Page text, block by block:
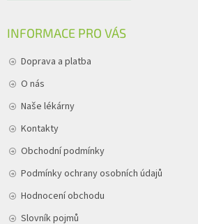
INFORMACE PRO VÁS
Doprava a platba
O nás
Naše lékárny
Kontakty
Obchodní podmínky
Podmínky ochrany osobních údajů
Hodnocení obchodu
Slovník pojmů